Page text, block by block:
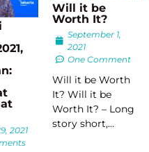
2021
Will it be
Worth It?
September 1,
2021
One Comment
Will it be Worth
It? Will it be
Worth It? – Long
story short,…